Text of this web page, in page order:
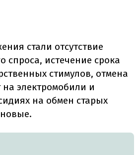
стали отсутствие
спроса, истечение срока
стимулов, отмена
на электромобили и
на обмен старых